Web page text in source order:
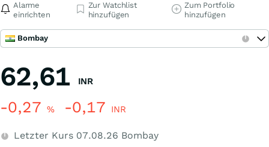
Alarme
einrichten
Zur Watchlist
hinzufügen
Zum Portfolio
hinzufügen
Bombay
62,61 INR
-0,27 % -0,17 INR
Letzter Kurs 07.08.26 Bombay